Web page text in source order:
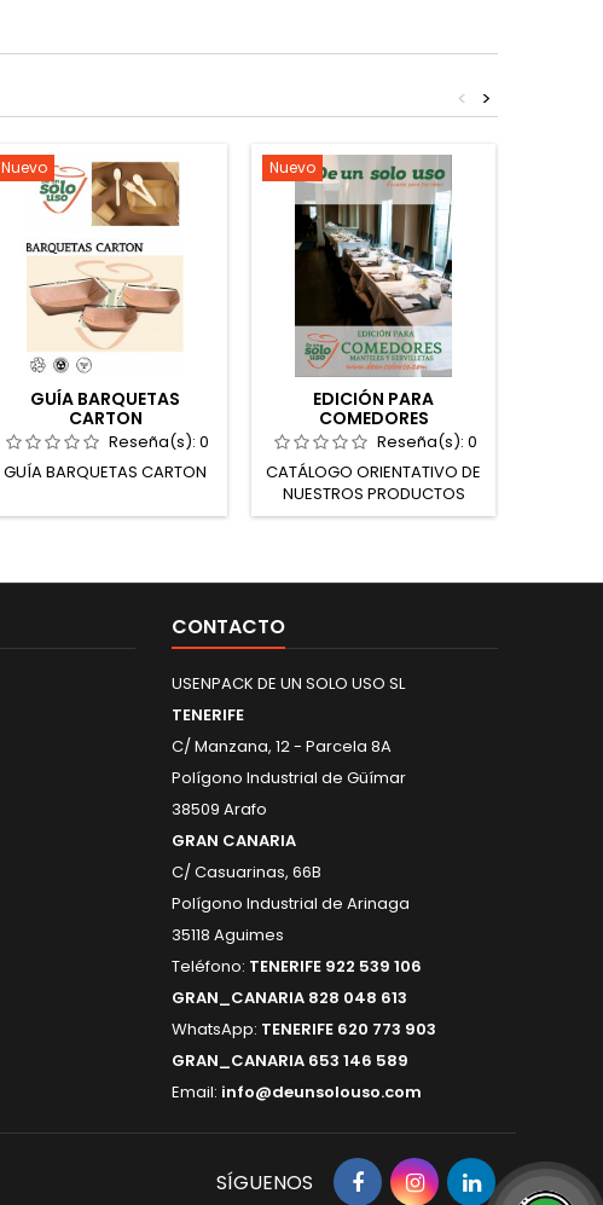
>
<
Nuevo
GUÍA BARQUETAS
CARTON
Reseña(s): 0
GUÍA BARQUETAS CARTON
Nuevo
EDICIÓN PARA
COMEDORES
Reseña(s): 0
CATÁLOGO ORIENTATIVO DE
NUESTROS PRODUCTOS
DESTINADOS PARA USO EN
recomendados para uso
SERVILLETAS (20x20, 1/6,
KANGURO, 1 CAPA, MINI SERVI
SPUNDBOND (VARIEDAD
(VARIEDAD COLORES) -
GAMA FILUM (BAJO PEDIDO)
CONTACTO
USENPACK DE UN SOLO USO SL
TENERIFE
C/ Manzana, 12 - Parcela 8A
Polígono Industrial de Güímar
38509 Arafo
GRAN CANARIA
C/ Casuarinas, 66B
Polígono Industrial de Arinaga
35118 Aguimes
Teléfono: TENERIFE 922 539 106
GRAN_CANARIA 828 048 613
WhatsApp: TENERIFE 620 773 903
GRAN_CANARIA 653 146 589
Email: info@deunsolouso.com
SÍGUENOS